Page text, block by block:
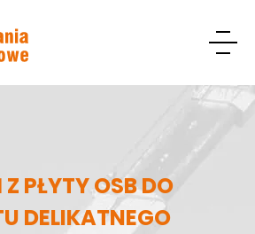
PŁYTY OSB DO
DELIKATNEGO